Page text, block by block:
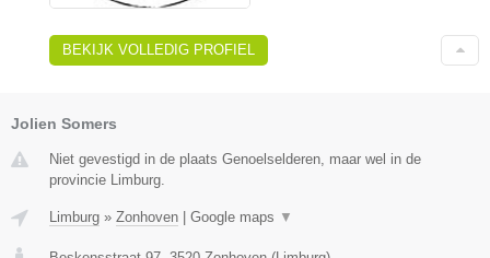
BEKIJK VOLLEDIG PROFIEL
Jolien Somers
Niet gevestigd in de plaats Genoelselderen, maar wel in de
provincie Limburg.
Limburg » Zonhoven Google maps ▼